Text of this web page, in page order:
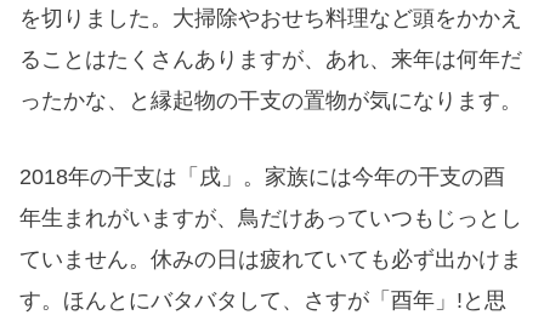
を切りました。大掃除やおせち料理など頭をかかえ
ることはたくさんありますが、あれ、来年は何年だ
ったかな、と縁起物の干支の置物が気になります。
2018年の干支は「戌」。家族には今年の干支の酉
年生まれがいますが、鳥だけあっていつもじっとし
ていません。休みの日は疲れていても必ず出かけま
す。ほんとにバタバタして、さすが「酉年」!と思